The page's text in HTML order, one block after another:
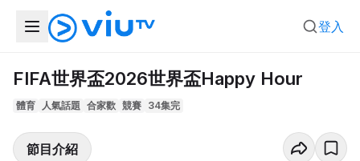
登入
FIFA世界盃2026世界盃Happy Hour
體育 人氣話題 合家歡 競賽 34集完
節目介紹